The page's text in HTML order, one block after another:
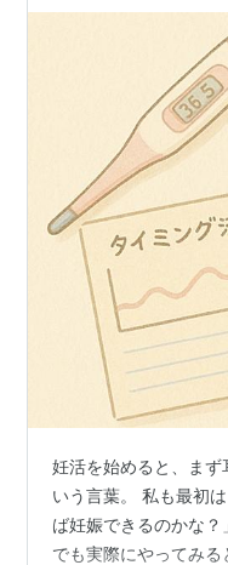
妊活を始めると、まず
いう言葉。 私も最初
ば妊娠できるのかな？
でも実際にやってみ